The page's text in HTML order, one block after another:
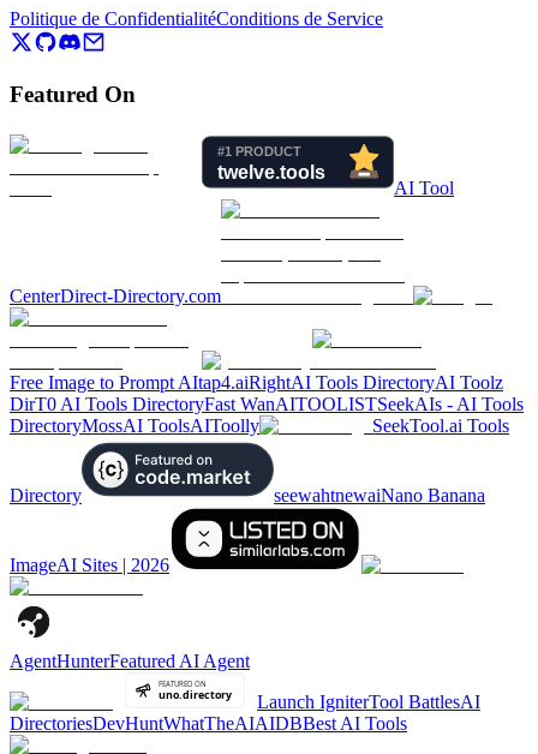
Politique de ConfidentialitéConditions de Service
Featured On
AI Tool
CenterDirect-Directory.com
Free Image to Prompt AItap4.aiRightAI Tools DirectoryAI Toolz
DirT0 AI Tools DirectoryFast WanAITOOLISTSeekAIs - AI Tools
DirectoryMossAI ToolsAIToolly SeekTool.ai Tools
Directory seewahtnewaiNano Banana
ImageAI Sites | 2026
AgentHunterFeatured AI Agent
Launch IgniterTool BattlesAI
DirectoriesDevHuntWhatTheAIAIDBBest AI Tools